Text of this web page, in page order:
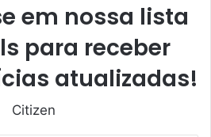
em nossa lista
para receber
atualizadas!
Citizen